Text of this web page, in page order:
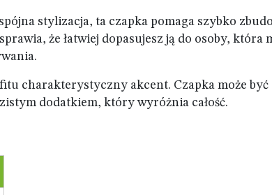
stylizacja, ta czapka pomaga szybko
że łatwiej dopasujesz ją do osoby, która
charakterystyczny akcent. Czapka może być
dodatkiem, który wyróżnia całość.